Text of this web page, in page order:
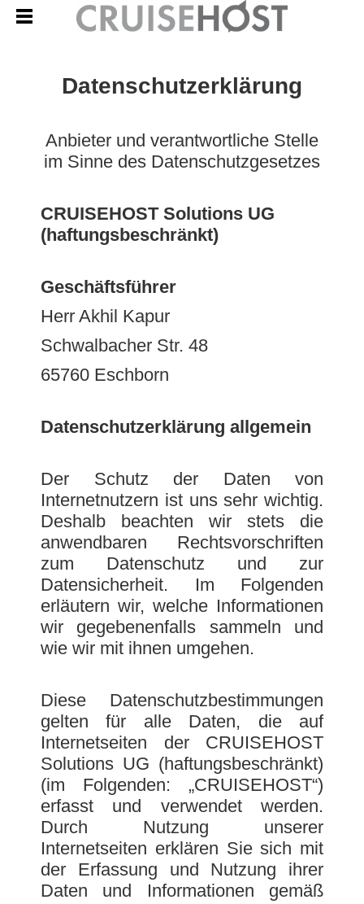
Datenschutzerklärung
Anbieter und verantwortliche Stelle
im Sinne des Datenschutzgesetzes
CRUISEHOST Solutions UG
(haftungsbeschränkt)
Geschäftsführer
Herr Akhil Kapur
Schwalbacher Str. 48
65760 Eschborn
Datenschutzerklärung allgemein
Der Schutz der Daten von
Internetnutzern ist uns sehr wichtig.
Deshalb beachten wir stets die
anwendbaren Rechtsvorschriften
zum Datenschutz und zur
Datensicherheit. Im Folgenden
erläutern wir, welche Informationen
wir gegebenenfalls sammeln und
wie wir mit ihnen umgehen.
Diese Datenschutzbestimmungen
gelten für alle Daten, die auf
Internetseiten der CRUISEHOST
Solutions UG (haftungsbeschränkt)
(im Folgenden: „CRUISEHOST“)
erfasst und verwendet werden.
Durch Nutzung unserer
Internetseiten erklären Sie sich mit
der Erfassung und Nutzung ihrer
Daten und Informationen gemäß